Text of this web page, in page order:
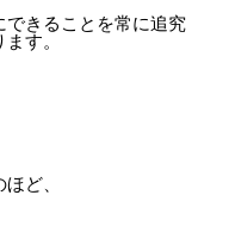
できることを常に追究
す。
ど、